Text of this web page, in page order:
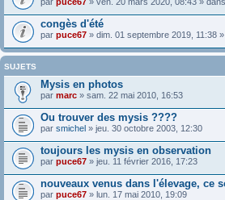
congès d'été
par puce67 » dim. 01 septembre 2019, 11:38
SUJETS
Mysis en photos
par marc » sam. 22 mai 2010, 16:53
Ou trouver des mysis ????
par smichel » jeu. 30 octobre 2003, 12:30
toujours les mysis en observation
par puce67 » jeu. 11 février 2016, 17:23
nouveaux venus dans l'élevage, ce
par puce67 » lun. 17 mai 2010, 19:09